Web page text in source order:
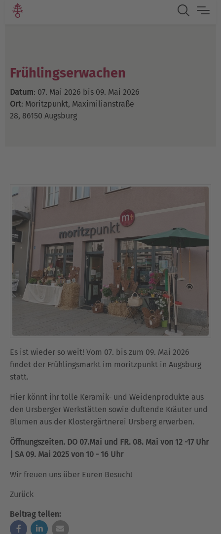
Frühlingserwachen
Datum: 07. Mai 2026 bis 09. Mai 2026
Ort: Moritzpunkt, Maximilianstraße
28, 86150 Augsburg
Es ist wieder so weit! Vom 07. bis zum 09. Mai 2026
findet der Frühlingsmarkt im moritzpunkt in Augsburg
statt.
Hier könnt ihr tolle Keramik- und Weidenprodukte aus
den Ursberger Werkstätten sowie duftende Kräuter und
Blumen aus der Klostergärtnerei Ursberg erwerben.
Öffnungszeiten. DO 07.Mai und FR. 08. Mai von 12 -17 Uhr
| SA 09. Mai 2025 von 10 - 16 Uhr
Wir freuen uns über Euren Besuch!
Zurück
Beitrag teilen: